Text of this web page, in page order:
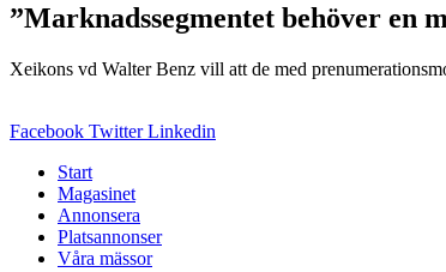
”Marknadssegmentet behöver en
Xeikons vd Walter Benz vill att de med
Facebook Twitter Linkedin
Start
Magasinet
Annonsera
Platsannonser
Våra mässor